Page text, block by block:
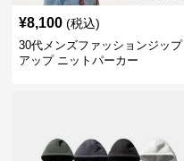
¥8,100 (税込)
30代メンズファッションジップ
アップ ニットパーカー